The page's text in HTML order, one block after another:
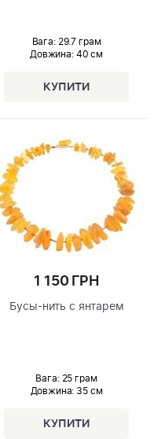
Вага: 29.7 грам
Довжина:40 см
1 150 ГРН
Бусы-нить с янтарем
Вага: 25 грам
Довжина: 35 см